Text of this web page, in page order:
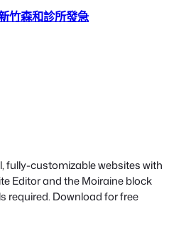
竹森和診所發急
fully-customizable websites with
Editor and the Moiraine block
required. Download for free